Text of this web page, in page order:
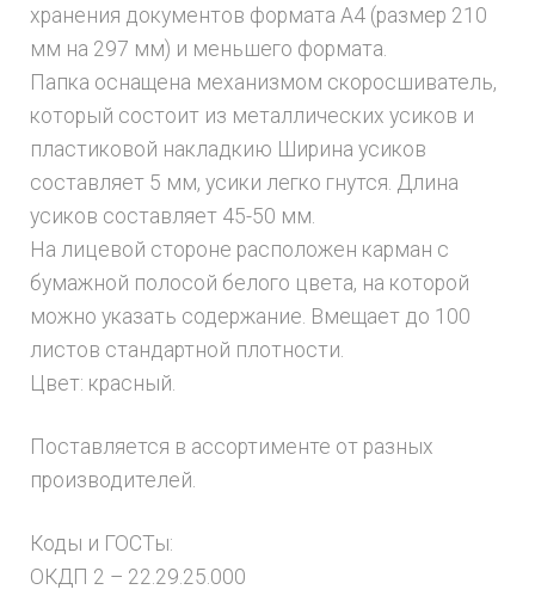
хранения документов формата А4 (размер 210
мм на 297 мм) и меньшего формата.
Папка оснащена механизмом скоросшиватель,
который состоит из металлических усиков и
пластиковой накладкию Ширина усиков
составляет 5 мм, усики легко гнутся. Длина
усиков составляет 45-50 мм.
На лицевой стороне расположен карман с
бумажной полосой белого цвета, на которой
можно указать содержание. Вмещает до 100
листов стандартной плотности.
Цвет: красный.
Поставляется в ассортименте от разных
производителей.
Коды и ГОСТы:
ОКДП 2 – 22.29.25.000